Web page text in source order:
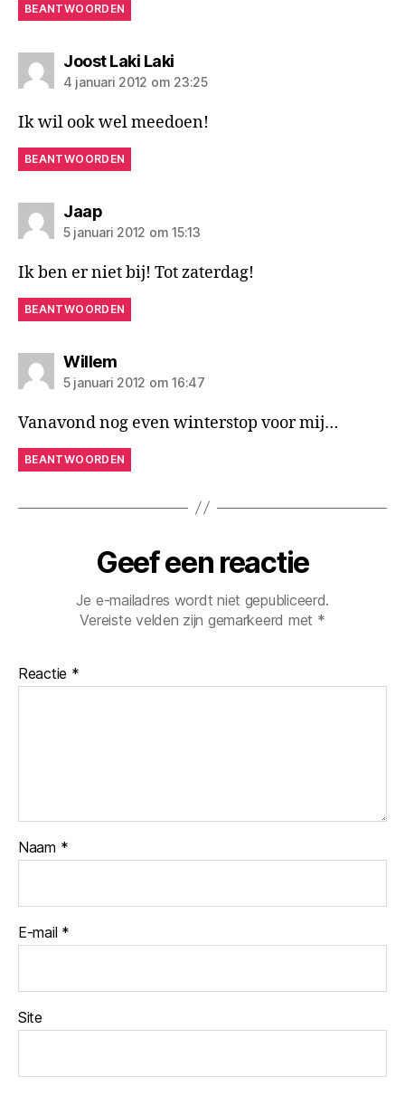
BEANTWOORDEN
Joost Laki Lakizegt:
4 januari 2012 om 23:25
Ik wil ook wel meedoen!
BEANTWOORDEN
Jaapzegt:
5 januari 2012 om 15:13
Ik ben er niet bij! Tot zaterdag!
BEANTWOORDEN
Willemzegt:
5 januari 2012 om 16:47
Vanavond nog even winterstop voor mij…
BEANTWOORDEN
Geef een reactie
Je e-mailadres wordt niet gepubliceerd.
Vereiste velden zijn gemarkeerd met *
Reactie *
Naam *
E-mail *
Site